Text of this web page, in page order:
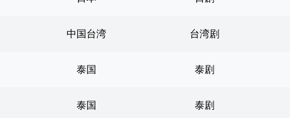
中国台湾 台湾剧
泰国 泰剧
泰国 泰剧